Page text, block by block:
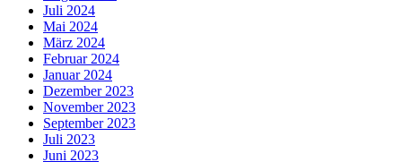
Juli 2024
Mai 2024
März 2024
Februar 2024
Januar 2024
Dezember 2023
November 2023
September 2023
Juli 2023
Juni 2023